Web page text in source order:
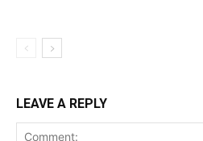
LEAVE A REPLY